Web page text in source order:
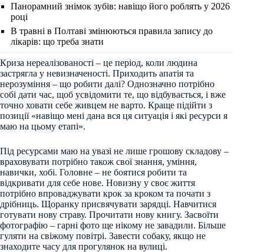
Панорамний знімок зубів: навіщо його роблять у 2026
році
В травні в Полтаві змінюються правила запису до
лікарів: що треба знати
Криза нереалізованості – це період, коли людина
застрягла у невизначеності. Приходить апатія та
нерозуміння – що робити далі? Однозначно потрібно
собі дати час, щоб усвідомити те, що відбувається, і вже
точно ховати себе живцем не варто. Краще підійти з
позиції «навіщо мені дана вся ця ситуація і які ресурси я
маю на цьому етапі».
Під ресурсами маю на увазі не лише грошову складову –
враховувати потрібно також свої знання, уміння,
навички, хобі. Головне – не боятися робити та
відкривати для себе нове. Новизну у своє життя
потрібно впроваджувати крок за кроком та почати з
дрібниць. Щоранку присвячувати зарядці. Навчитися
готувати нову страву. Прочитати нову книгу. Засвоїти
фотографію – гарні фото ще нікому не завадили. Більше
гуляти на свіжому повітрі. Завести собаку, якщо не
знаходите часу для прогулянок на вулиці.